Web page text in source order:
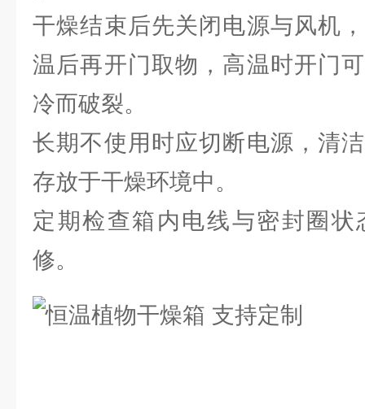
干燥结束后先关闭电源与风机
温后再开门取物，高温时开门
冷而破裂。
长期不使用时应切断电源，清
存放于干燥环境中。
定期检查箱内电线与密封圈
修。